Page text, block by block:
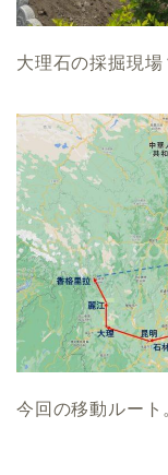
大理石の採掘現場
今回の移動ルート